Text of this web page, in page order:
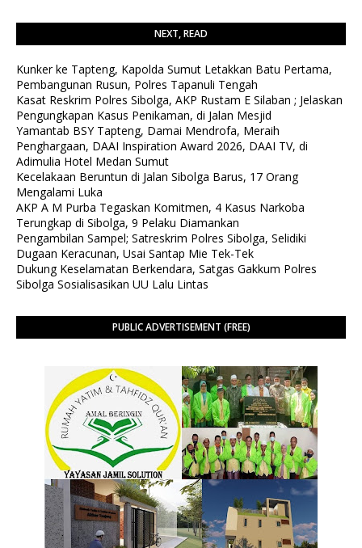
NEXT, READ
Kunker ke Tapteng, Kapolda Sumut Letakkan Batu Pertama,
Pembangunan Rusun, Polres Tapanuli Tengah
Kasat Reskrim Polres Sibolga, AKP Rustam E Silaban ; Jelaskan
Pengungkapan Kasus Penikaman, di Jalan Mesjid
Yamantab BSY Tapteng, Damai Mendrofa, Meraih
Penghargaan, DAAI Inspiration Award 2026, DAAI TV, di
Adimulia Hotel Medan Sumut
Kecelakaan Beruntun di Jalan Sibolga Barus, 17 Orang
Mengalami Luka
AKP A M Purba Tegaskan Komitmen, 4 Kasus Narkoba
Terungkap di Sibolga, 9 Pelaku Diamankan
Pengambilan Sampel; Satreskrim Polres Sibolga, Selidiki
Dugaan Keracunan, Usai Santap Mie Tek-Tek
Dukung Keselamatan Berkendara, Satgas Gakkum Polres
Sibolga Sosialisasikan UU Lalu Lintas
PUBLIC ADVERTISEMENT (FREE)